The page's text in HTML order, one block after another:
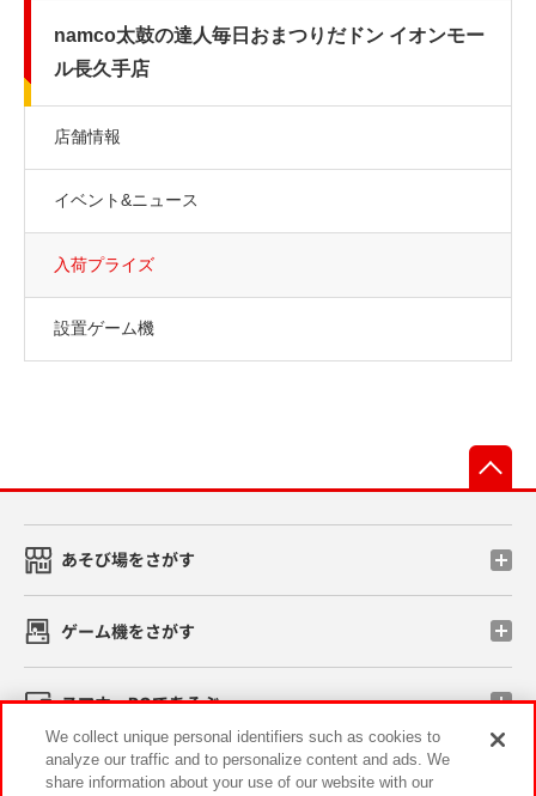
namco太鼓の達人毎日おまつりだドン イオンモー
ル長久手店
店舗情報
イベント&ニュース
入荷プライズ
設置ゲーム機
あそび場をさがす
ゲーム機をさがす
スマホ・PCであそぶ
イベント・キャンペーン
We collect unique personal identifiers such as cookies to
analyze our traffic and to personalize content and ads. We
share information about your use of our website with our